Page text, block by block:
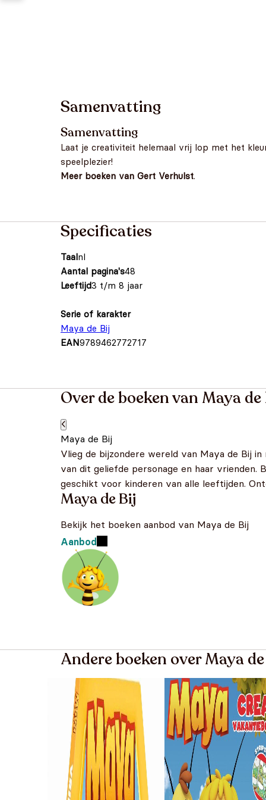
Samenvatting
Samenvatting
Laat je creativiteit helemaal vrij lop met het
speelplezier!
Meer boeken van Gert Verhulst.
Specificaties
Taalnl
Aantal pagina's48
Leeftijd3 t/m 8 jaar
Serie of karakter
Maya de Bij
EAN9789462772717
Over de boeken van Maya de
Maya de Bij
Vlieg de bijzondere wereld van Maya de Bij
van dit geliefde personage en haar vrienden.
geschikt voor kinderen van alle leeftijden.
Maya de Bij
Bekijk het boeken aanbod van Maya de Bij
Aanbod
Andere boeken over Maya